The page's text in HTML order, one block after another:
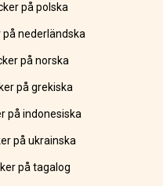
på polska
på nederländska
på norska
på grekiska
på indonesiska
på ukrainska
på tagalog